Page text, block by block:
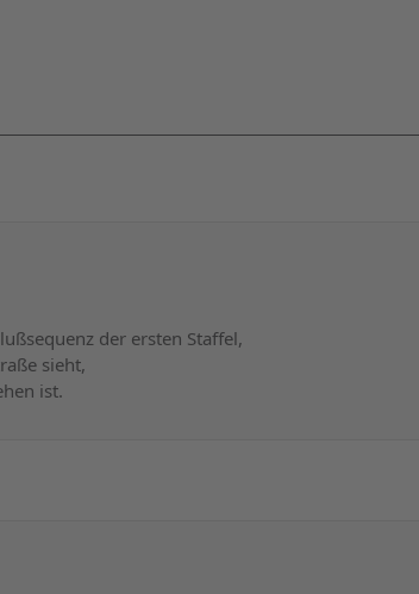
der ersten Staffel,
sieht,
ist.